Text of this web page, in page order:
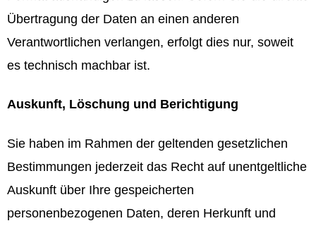
Übertragung der Daten an einen anderen
Verantwortlichen verlangen, erfolgt dies nur, soweit
es technisch machbar ist.
Auskunft, Löschung und Berichtigung
Sie haben im Rahmen der geltenden gesetzlichen
Bestimmungen jederzeit das Recht auf unentgeltliche
Auskunft über Ihre gespeicherten
personenbezogenen Daten, deren Herkunft und